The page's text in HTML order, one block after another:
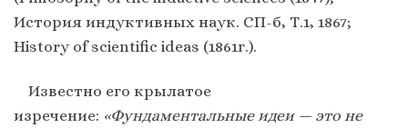
История индуктивных наук. СП-б, Т.1, 1867;
History of scientific ideas (1861г.).
Известно его крылатое
изречение: «Фундаментальные идеи — это не